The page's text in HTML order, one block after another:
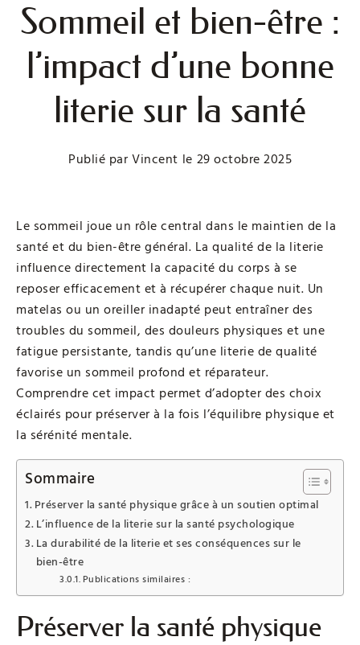
Sommeil et bien-être :
l’impact d’une bonne
literie sur la santé
Publié par Vincent le 29 octobre 2025
Le sommeil joue un rôle central dans le maintien de la
santé et du bien-être général. La qualité de la literie
influence directement la capacité du corps à se
reposer efficacement et à récupérer chaque nuit. Un
matelas ou un oreiller inadapté peut entraîner des
troubles du sommeil, des douleurs physiques et une
fatigue persistante, tandis qu’une literie de qualité
favorise un sommeil profond et réparateur.
Comprendre cet impact permet d’adopter des choix
éclairés pour préserver à la fois l’équilibre physique et
la sérénité mentale.
Sommaire
Préserver la santé physique grâce à un soutien optimal
L’influence de la literie sur la santé psychologique
La durabilité de la literie et ses conséquences sur le
bien-être
Publications similaires :
Préserver la santé physique